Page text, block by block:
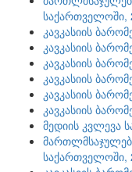
საქართველოში,
კავკასიის
კავკასიის
კავკასიის
კავკასიის
კავკასიის
კავკასიის
მედიის კვლევა
საქართველოში,